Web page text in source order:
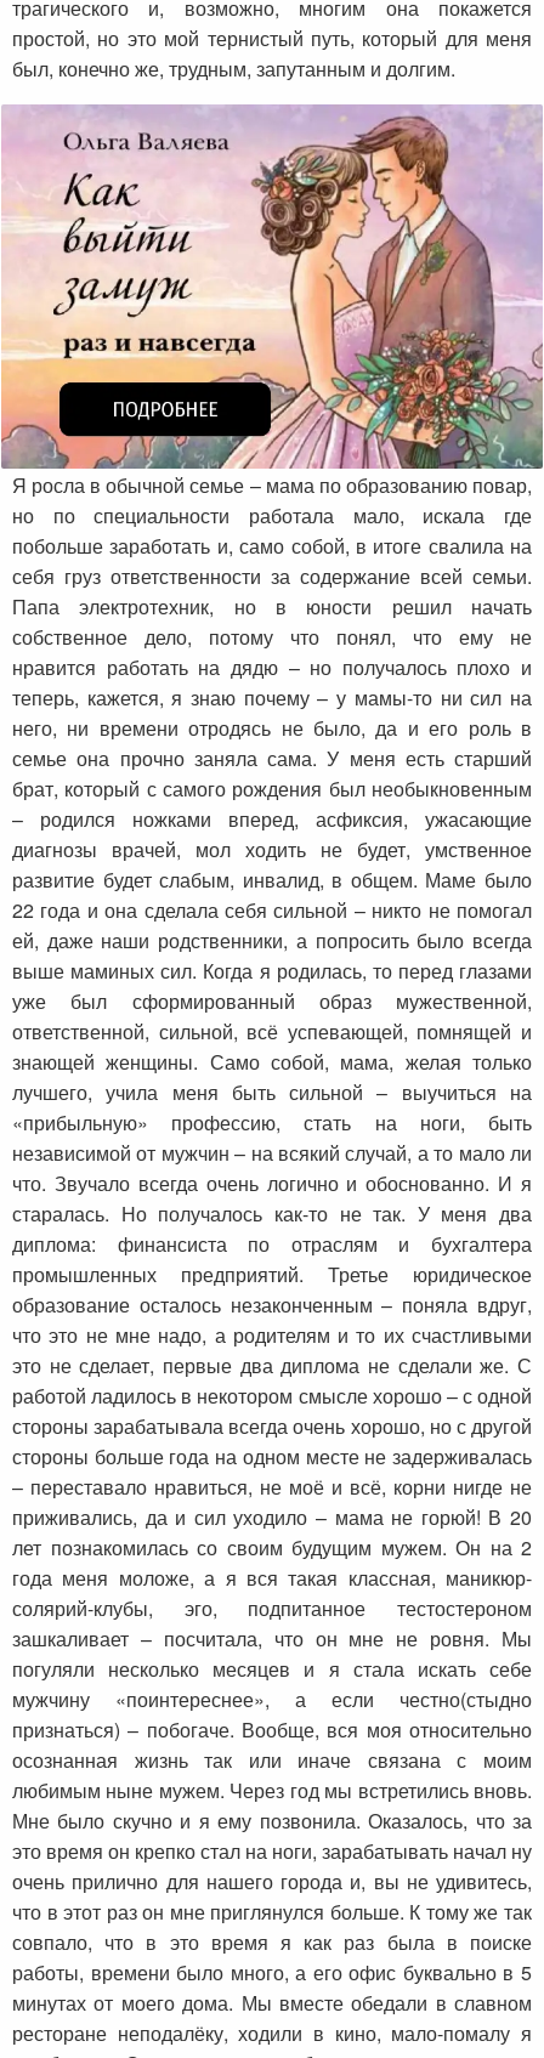
трагического и, возможно, многим она покажется
простой, но это мой тернистый путь, который для меня
был, конечно же, трудным, запутанным и долгим.
Я росла в обычной семье – мама по образованию повар,
но по специальности работала мало, искала где
побольше заработать и, само собой, в итоге свалила на
себя груз ответственности за содержание всей семьи.
Папа электротехник, но в юности решил начать
собственное дело, потому что понял, что ему не
нравится работать на дядю – но получалось плохо и
теперь, кажется, я знаю почему – у мамы-то ни сил на
него, ни времени отродясь не было, да и его роль в
семье она прочно заняла сама. У меня есть старший
брат, который с самого рождения был необыкновенным
– родился ножками вперед, асфиксия, ужасающие
диагнозы врачей, мол ходить не будет, умственное
развитие будет слабым, инвалид, в общем. Маме было
22 года и она сделала себя сильной – никто не помогал
ей, даже наши родственники, а попросить было всегда
выше маминых сил. Когда я родилась, то перед глазами
уже был сформированный образ мужественной,
ответственной, сильной, всё успевающей, помнящей и
знающей женщины. Само собой, мама, желая только
лучшего, учила меня быть сильной – выучиться на
«прибыльную» профессию, стать на ноги, быть
независимой от мужчин – на всякий случай, а то мало ли
что. Звучало всегда очень логично и обоснованно. И я
старалась. Но получалось как-то не так. У меня два
диплома: финансиста по отраслям и бухгалтера
промышленных предприятий. Третье юридическое
образование осталось незаконченным – поняла вдруг,
что это не мне надо, а родителям и то их счастливыми
это не сделает, первые два диплома не сделали же. С
работой ладилось в некотором смысле хорошо – с одной
стороны зарабатывала всегда очень хорошо, но с другой
стороны больше года на одном месте не задерживалась
– переставало нравиться, не моё и всё, корни нигде не
приживались, да и сил уходило – мама не горюй! В 20
лет познакомилась со своим будущим мужем. Он на 2
года меня моложе, а я вся такая классная, маникюр-
солярий-клубы, эго, подпитанное тестостероном
зашкаливает – посчитала, что он мне не ровня. Мы
погуляли несколько месяцев и я стала искать себе
мужчину «поинтереснее», а если честно(стыдно
признаться) – побогаче. Вообще, вся моя относительно
осознанная жизнь так или иначе связана с моим
любимым ныне мужем. Через год мы встретились вновь.
Мне было скучно и я ему позвонила. Оказалось, что за
это время он крепко стал на ноги, зарабатывать начал ну
очень прилично для нашего города и, вы не удивитесь,
что в этот раз он мне приглянулся больше. К тому же так
совпало, что в это время я как раз была в поиске
работы, времени было много, а его офис буквально в 5
минутах от моего дома. Мы вместе обедали в славном
ресторане неподалёку, ходили в кино, мало-помалу я